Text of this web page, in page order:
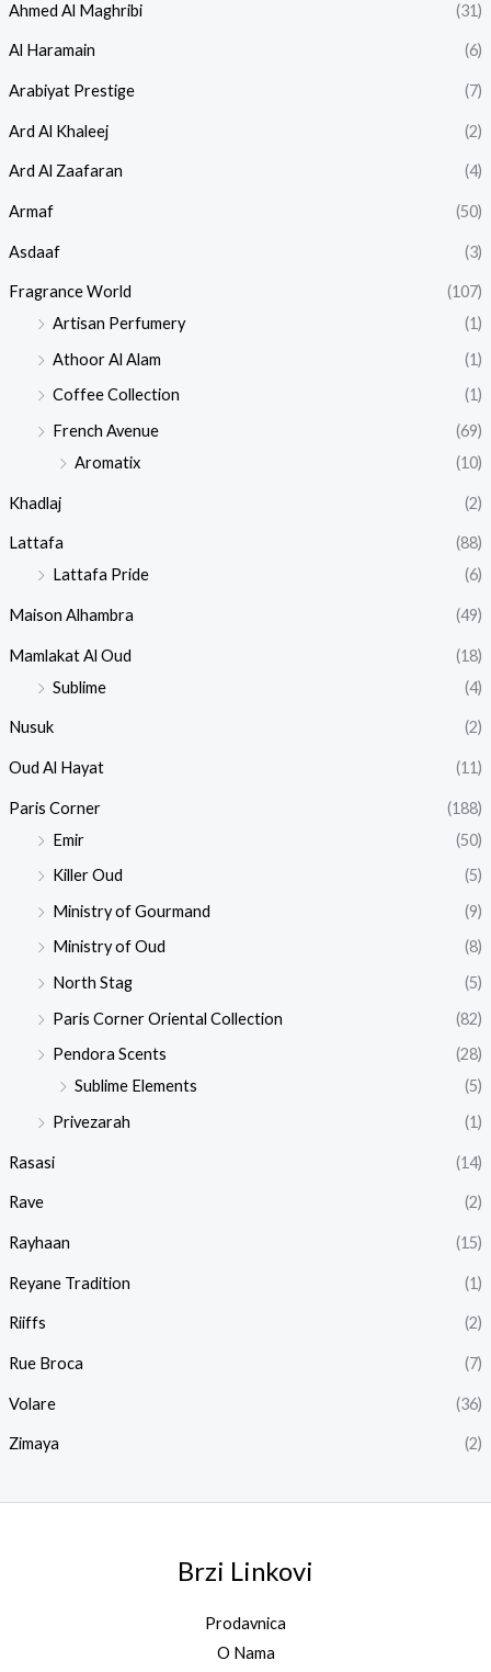
Ahmed Al Maghribi (31)
Al Haramain (6)
Arabiyat Prestige (7)
Ard Al Khaleej (2)
Ard Al Zaafaran (4)
Armaf (50)
Asdaaf (3)
Fragrance World
(107)
Artisan Perfumery
(1)
Athoor Al Alam
(1)
Coffee Collection
(1)
French Avenue
(69)
Aromatix
(10)
Khadlaj (2)
Lattafa
(88)
Lattafa Pride
(6)
Maison Alhambra (49)
Mamlakat Al Oud
(18)
Sublime
(4)
Nusuk (2)
Oud Al Hayat (11)
Paris Corner
(188)
Emir
(50)
Killer Oud
(5)
Ministry of Gourmand
(9)
Ministry of Oud
(8)
North Stag
(5)
Paris Corner Oriental Collection
(82)
Pendora Scents
(28)
Sublime Elements
(5)
Privezarah
(1)
Rasasi (14)
Rave (2)
Rayhaan (15)
Reyane Tradition (1)
Riiffs (2)
Rue Broca (7)
Volare (36)
Zimaya (2)
Brzi Linkovi
Prodavnica
O Nama